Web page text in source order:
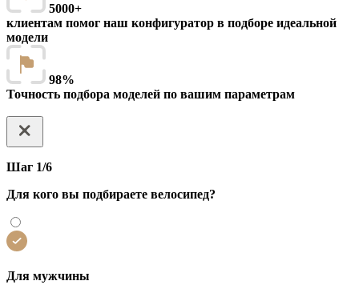
5000+
клиентам помог наш конфигуратор в подборе идеальной
модели
98%
Точность подбора моделей по вашим параметрам
Шаг 1/6
Для кого вы подбираете велосипед?
Для мужчины